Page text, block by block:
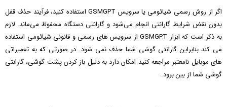
اگر از روش رسمی شیائومی یا سرویس GSMGPT استفاده کنید، فرآیند حذف قفل
بدون نقض شرایط گارانتی انجام می‌شود و گارانتی دستگاه محفوظ می‌ماند. لازم
به ذکر است که ابزار GSMGPT از سرویس های رسمی و قانونی شیائومی استفاده
می کند بنابراین گارانتی گوشی شما حذف نمی شود. در صورتی که به تعمیراتی
های موبایل نامعتبر مراجعه کنید امکان دارد به دلیل باز کردن پشت گوشی، گارانتی
گوشی شما از بین برود.